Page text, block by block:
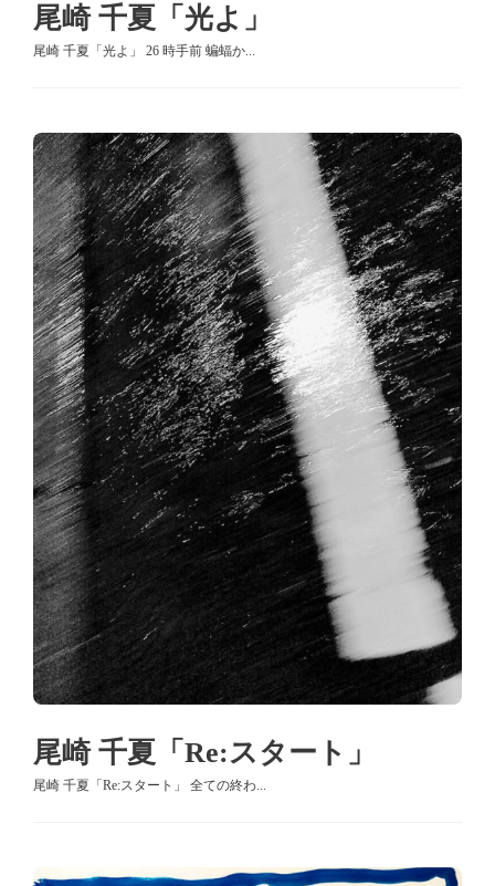
尾崎 千夏「光よ」
尾崎 千夏「光よ」 26 時手前 蝙蝠か...
尾崎 千夏「Re:スタート」
尾崎 千夏「Re:スタート」 全ての終わ...